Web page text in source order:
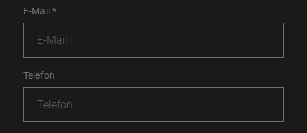
E-Mail*
Telefon